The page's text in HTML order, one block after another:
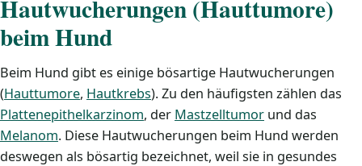
Hautwucherungen (Hauttumore)
beim Hund
Beim Hund gibt es einige bösartige Hautwucherungen
(Hauttumore, Hautkrebs). Zu den häufigsten zählen das
Plattenepithelkarzinom, der Mastzelltumor und das
Melanom. Diese Hautwucherungen beim Hund werden
deswegen als bösartig bezeichnet, weil sie in gesundes